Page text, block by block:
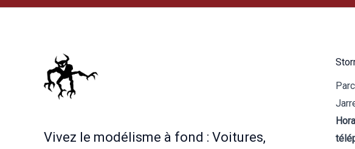
Vivez le modélisme à fond : Voitures,